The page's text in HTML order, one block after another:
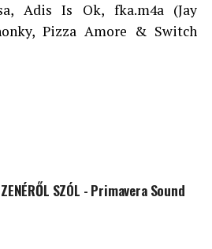
Adis Is Ok, fka.m4a (Jay
Pizza Amore & Switch
SZÓL - Primavera Sound